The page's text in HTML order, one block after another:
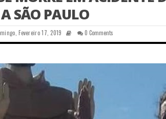
SÃO PAULO
Fevereiro 17, 2019 0 Comments